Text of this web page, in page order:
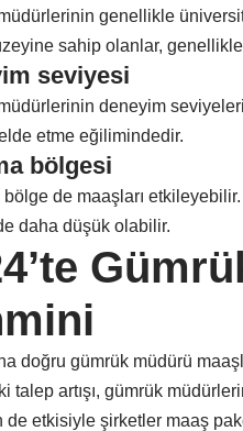
genellikle
sahip olanlar,
seviyesi
deneyim
etme eğilimindedir.
bölgesi
bölge de maaşları
daha düşük olabilir.
doğru gümrük müdürü
talep artışı, gümrük
de etkisiyle şirketler maaş